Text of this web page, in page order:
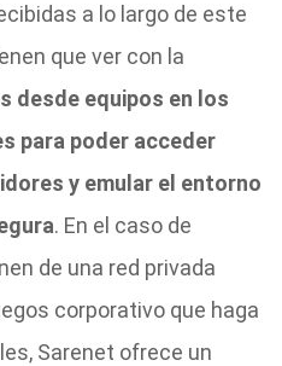
a lo largo de este
que ver con la
desde equipos en los
para poder acceder
y emular el entorno
. En el caso de
de una red privada
corporativo que haga
Sarenet ofrece un